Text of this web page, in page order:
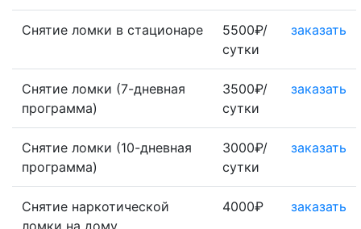
Снятие ломки в стационаре
5500₽/
сутки
заказать
Снятие ломки (7-дневная
программа)
3500₽/
сутки
заказать
Снятие ломки (10-дневная
программа)
3000₽/
сутки
заказать
Снятие наркотической
4000₽ заказать